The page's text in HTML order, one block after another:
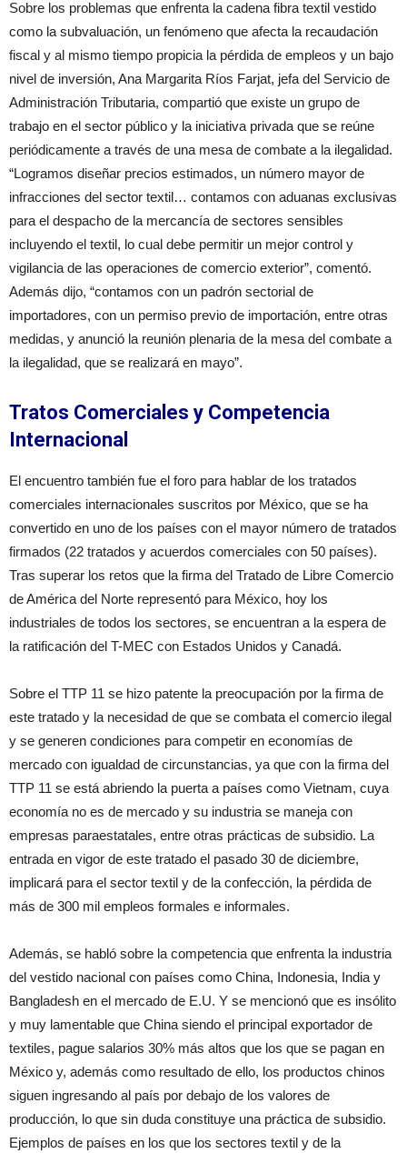
Sobre los problemas que enfrenta la cadena fibra textil vestido
como la subvaluación, un fenómeno que afecta la recaudación
fiscal y al mismo tiempo propicia la pérdida de empleos y un bajo
nivel de inversión, Ana Margarita Ríos Farjat, jefa del Servicio de
Administración Tributaria, compartió que existe un grupo de
trabajo en el sector público y la iniciativa privada que se reúne
periódicamente a través de una mesa de combate a la ilegalidad.
“Logramos diseñar precios estimados, un número mayor de
infracciones del sector textil… contamos con aduanas exclusivas
para el despacho de la mercancía de sectores sensibles
incluyendo el textil, lo cual debe permitir un mejor control y
vigilancia de las operaciones de comercio exterior”, comentó.
Además dijo, “contamos con un padrón sectorial de
importadores, con un permiso previo de importación, entre otras
medidas, y anunció la reunión plenaria de la mesa del combate a
la ilegalidad, que se realizará en mayo”.
Tratos Comerciales y Competencia
Internacional
El encuentro también fue el foro para hablar de los tratados
comerciales internacionales suscritos por México, que se ha
convertido en uno de los países con el mayor número de tratados
firmados (22 tratados y acuerdos comerciales con 50 países).
Tras superar los retos que la firma del Tratado de Libre Comercio
de América del Norte representó para México, hoy los
industriales de todos los sectores, se encuentran a la espera de
la ratificación del T-MEC con Estados Unidos y Canadá.
Sobre el TTP 11 se hizo patente la preocupación por la firma de
este tratado y la necesidad de que se combata el comercio ilegal
y se generen condiciones para competir en economías de
mercado con igualdad de circunstancias, ya que con la firma del
TTP 11 se está abriendo la puerta a países como Vietnam, cuya
economía no es de mercado y su industria se maneja con
empresas paraestatales, entre otras prácticas de subsidio. La
entrada en vigor de este tratado el pasado 30 de diciembre,
implicará para el sector textil y de la confección, la pérdida de
más de 300 mil empleos formales e informales.
Además, se habló sobre la competencia que enfrenta la industria
del vestido nacional con países como China, Indonesia, India y
Bangladesh en el mercado de E.U. Y se mencionó que es insólito
y muy lamentable que China siendo el principal exportador de
textiles, pague salarios 30% más altos que los que se pagan en
México y, además como resultado de ello, los productos chinos
siguen ingresando al país por debajo de los valores de
producción, lo que sin duda constituye una práctica de subsidio.
Ejemplos de países en los que los sectores textil y de la